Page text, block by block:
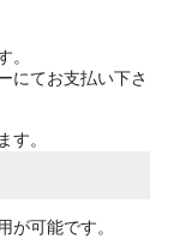
。
にてお支払い下さ
す。
が可能です。